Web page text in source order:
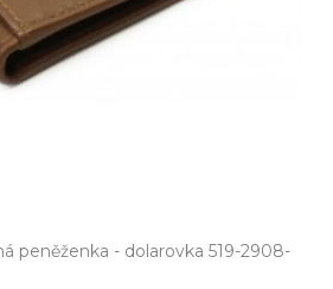
peněženka - dolarovka 519-2908-